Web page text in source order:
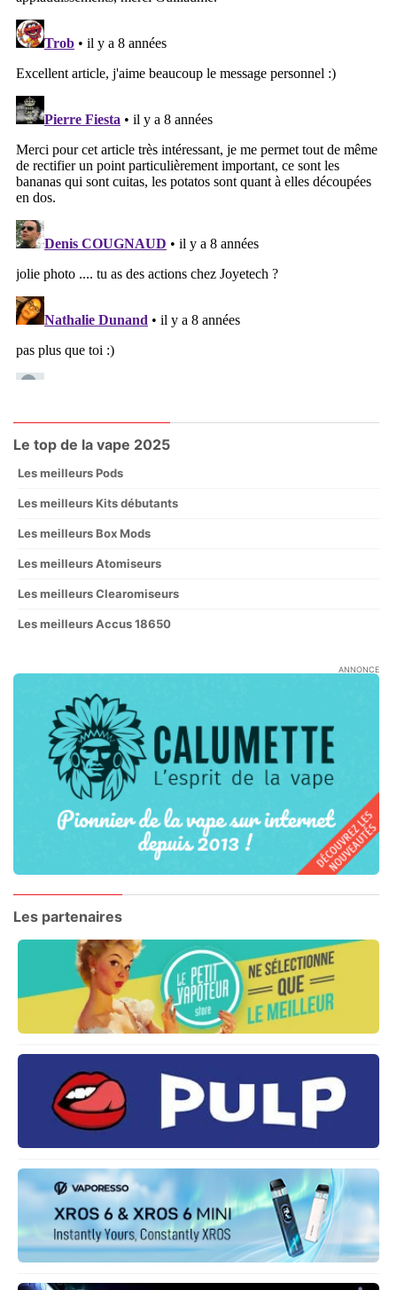
Le top de la vape 2025
Les meilleurs Pods
Les meilleurs Kits débutants
Les meilleurs Box Mods
Les meilleurs Atomiseurs
Les meilleurs Clearomiseurs
Les meilleurs Accus 18650
ANNONCE
Les partenaires